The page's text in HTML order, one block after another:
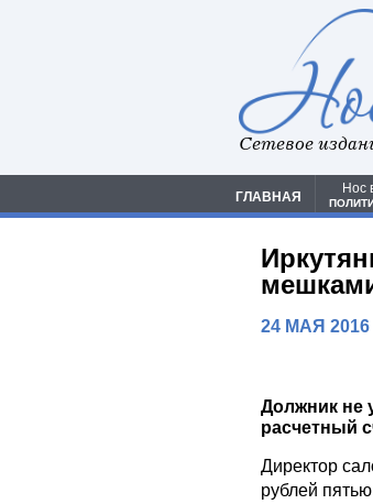
Сетевое
ГЛАВНАЯ
Нос
24 МАЯ 2016
Должник не
расчетный
Директор
рублей